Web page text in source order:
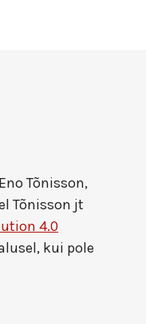
Eno Tõnisson,
Tõnisson jt
4.0
kui pole